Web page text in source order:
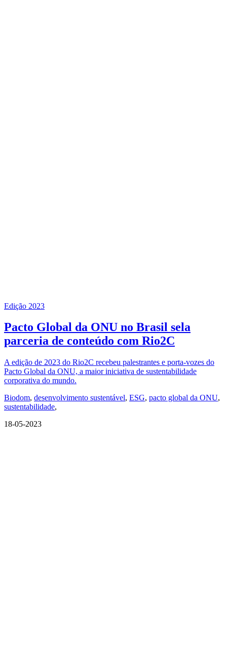
Edição 2023
Pacto Global da ONU no Brasil sela
parceria de conteúdo com Rio2C
A edição de 2023 do Rio2C recebeu palestrantes e porta-vozes do
Pacto Global da ONU, a maior iniciativa de sustentabilidade
corporativa do mundo.
Biodom, desenvolvimento sustentável, ESG, pacto global da ONU,
sustentabilidade,
18-05-2023